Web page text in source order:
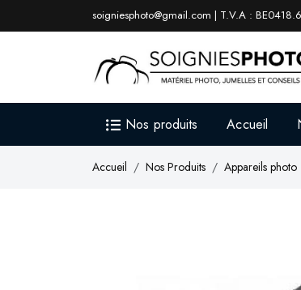
soigniesphoto@gmail.com | T.V.A :
Nos produits Accueil
Accueil Nos Produits Appareils photo